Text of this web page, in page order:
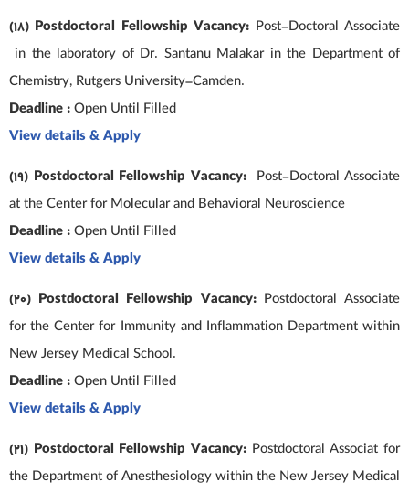
(18) Postdoctoral Fellowship Vacancy: Post-Doctoral Associate
in the laboratory of Dr. Santanu Malakar in the Department of
Chemistry, Rutgers University–Camden.
Deadline :Open Until Filled
View details & Apply
(19) Postdoctoral Fellowship Vacancy:Post-Doctoral Associate
at the Center for Molecular and Behavioral Neuroscience
Deadline :Open Until Filled
View details & Apply
(20) Postdoctoral Fellowship Vacancy:Postdoctoral Associate
for the Center for Immunity and Inflammation Department within
New Jersey Medical School.
Deadline :Open Until Filled
View details & Apply
(21) Postdoctoral Fellowship Vacancy: Postdoctoral Associat for
the Department of Anesthesiology within the New Jersey Medical